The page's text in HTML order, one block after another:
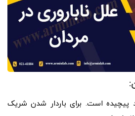
پیچیده است. برای باردار شدن شریک